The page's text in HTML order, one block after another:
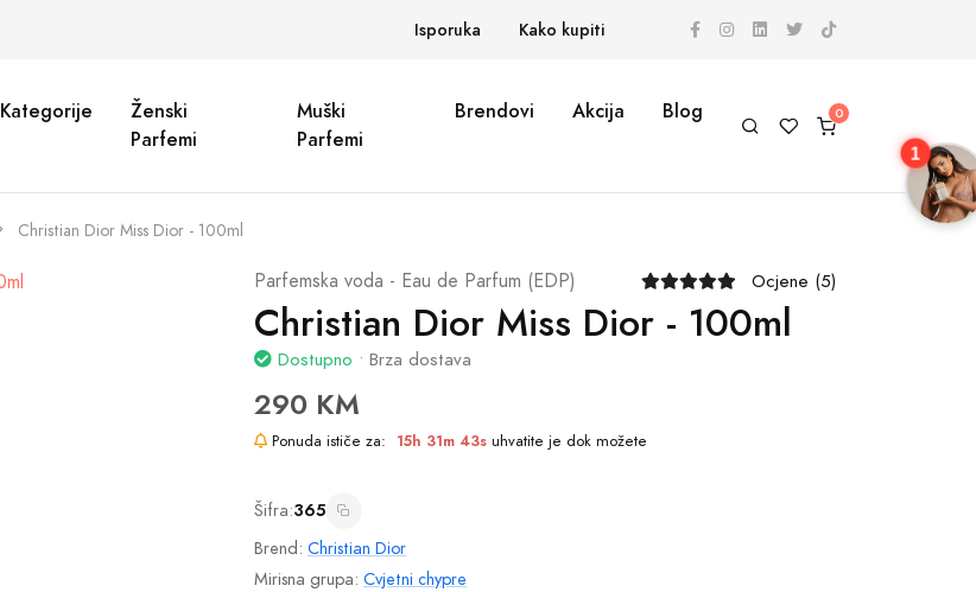
Isporuka Kako kupiti
Kategorije
Ženski
Parfemi
Muški
Parfemi
Brendovi Akcija Blog
Christian Dior Miss Dior - 100ml
Parfemska voda - Eau de Parfum (EDP) Ocjene (5)
Christian Dior Miss Dior - 100ml
Dostupno • Brza dostava
290 KM
Ponuda ističe za: 15h 31m 42s uhvatite je dok možete
Šifra:365
Brend: Christian Dior
Mirisna grupa: Cvjetni chypre
1